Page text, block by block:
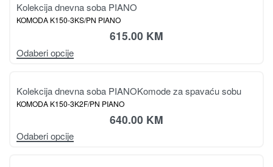
Kolekcija dnevna soba PIANO
KOMODA K150-3KS/PN PIANO
615.00 KM
Odaberi opcije
Kolekcija dnevna soba PIANOKomode za spavaću sobu
KOMODA K150-3K2F/PN PIANO
640.00 KM
Odaberi opcije